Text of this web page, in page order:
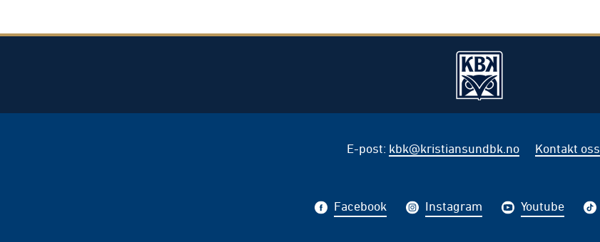
E-post: kbk@kristiansundbk.no Kontakt oss
Facebook Instagram Youtube